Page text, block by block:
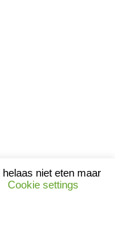
niet eten maar
Cookie settings